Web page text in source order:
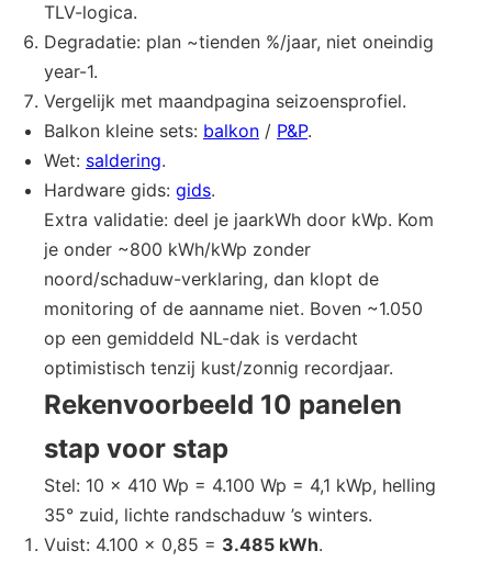
TLV-logica.
Degradatie: plan ~tienden %/jaar, niet oneindig
year-1.
Vergelijk met maandpagina seizoensprofiel.
Balkon kleine sets: balkon / P&P.
Wet: saldering.
Hardware gids: gids.
Extra validatie: deel je jaarkWh door kWp. Kom
je onder ~800 kWh/kWp zonder
noord/schaduw-verklaring, dan klopt de
monitoring of de aanname niet. Boven ~1.050
op een gemiddeld NL-dak is verdacht
optimistisch tenzij kust/zonnig recordjaar.
Rekenvoorbeeld 10 panelen
stap voor stap
Stel: 10 × 410 Wp = 4.100 Wp = 4,1 kWp, helling
35° zuid, lichte randschaduw ’s winters.
Vuist: 4.100 × 0,85 = 3.485 kWh.